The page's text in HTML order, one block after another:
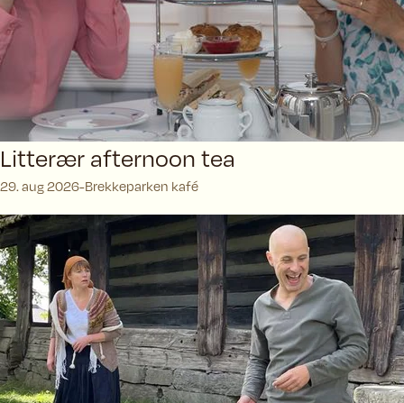
Litterær afternoon tea
29. aug 2026 Brekkeparken kafé